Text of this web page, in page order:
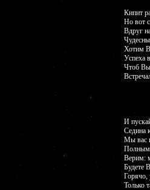
Кипит
Но вот
Вдруг
Хотим
Успеха
Чтоб Вы
И
Седина
Мы вас
Полным
Верим:
Будете
Горячо,
Только